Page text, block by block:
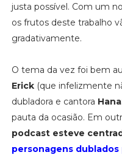
justa possível. Com um
os frutos deste trabalho
gradativamente.
O tema da vez foi bem
Erick(que infelizmente
dubladora e cantora
pauta da ocasião. Em
podcast esteve
personagens dublados